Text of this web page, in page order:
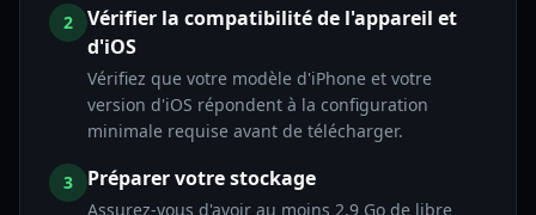
2
Vérifier la compatibilité de l'appareil et
d'iOS
Vérifiez que votre modèle d'iPhone et votre
version d'iOS répondent à la configuration
minimale requise avant de télécharger.
3 Préparer votre stockage
Assurez-vous d'avoir au moins 2,9 Go de libre